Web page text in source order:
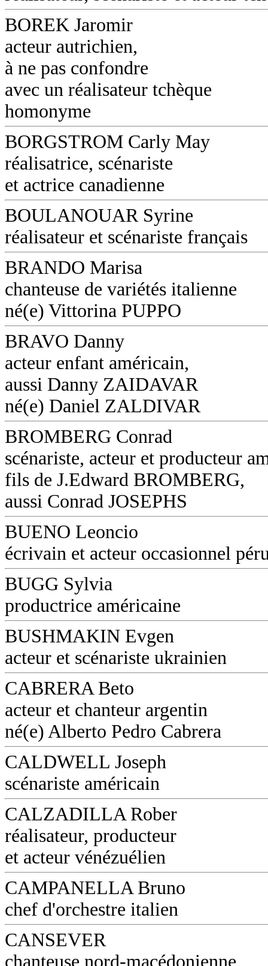
BOREK Jaromir
acteur autrichien,
à ne pas confondre
avec un réalisateur tchèque
homonyme
BORGSTROM Carly May
réalisatrice, scénariste
et actrice canadienne
BOULANOUAR Syrine
réalisateur et scénariste français
BRANDO Marisa
chanteuse de variétés italienne
né(e) Vittorina PUPPO
BRAVO Danny
acteur enfant américain,
aussi Danny ZAIDAVAR
né(e) Daniel ZALDIVAR
BROMBERG Conrad
scénariste, acteur et producteur
fils de J.Edward BROMBERG,
aussi Conrad JOSEPHS
BUENO Leoncio
écrivain et acteur occasionnel
BUGG Sylvia
productrice américaine
BUSHMAKIN Evgen
acteur et scénariste ukrainien
CABRERA Beto
acteur et chanteur argentin
né(e) Alberto Pedro Cabrera
CALDWELL Joseph
scénariste américain
CALZADILLA Rober
réalisateur, producteur
et acteur vénézuélien
CAMPANELLA Bruno
chef d'orchestre italien
CANSEVER
chanteuse nord-macédonienne